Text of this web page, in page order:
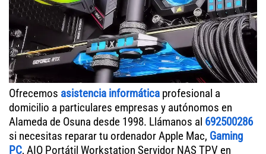
Ofrecemos asistencia informática profesional a
domicilio a particulares empresas y autónomos en
Alameda de Osuna desde 1998. Llámanos al 692500286
si necesitas reparar tu ordenador Apple Mac, Gaming
PC, AIO Portátil Workstation Servidor NAS TPV en